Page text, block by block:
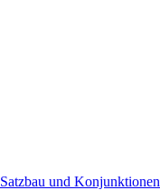
Satzbau und Konjunktionen